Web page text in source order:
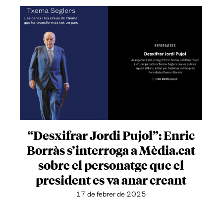
“Desxifrar Jordi Pujol”: Enric
Borràs s’interroga a Mèdia.cat
sobre el personatge que el
president es va anar creant
17 de febrer de 2025